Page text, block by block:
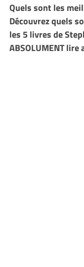
Quels sont les
Découvrez quels
les 5 livres de
ABSOLUMENT